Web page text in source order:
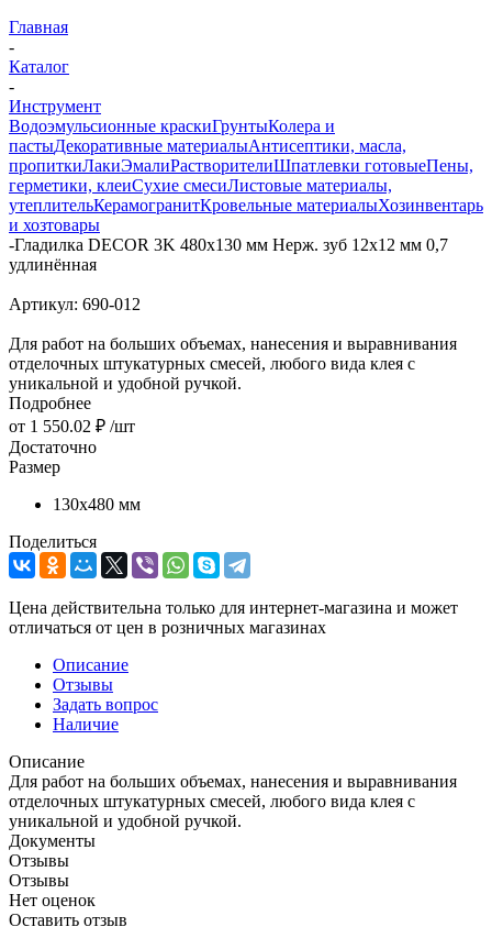
Главная
-
Каталог
-
Инструмент
Водоэмульсионные краскиГрунтыКолера и
пастыДекоративные материалыАнтисептики, масла,
пропиткиЛакиЭмалиРастворителиШпатлевки готовыеПены,
герметики, клеиСухие смесиЛистовые материалы,
утеплительКерамогранитКровельные материалыХозинвентарь
и хозтовары
-Гладилка DЕCOR 3K 480х130 мм Нерж. зуб 12х12 мм 0,7
удлинённая
Артикул: 690-012
Для работ на больших объемах, нанесения и выравнивания
отделочных штукатурных смесей, любого вида клея с
уникальной и удобной ручкой.
Подробнее
от 1 550.02 ₽ /шт
Достаточно
Размер
130х480 мм
Поделиться
Цена действительна только для интернет-магазина и может
отличаться от цен в розничных магазинах
Описание
Отзывы
Задать вопрос
Наличие
Описание
Для работ на больших объемах, нанесения и выравнивания
отделочных штукатурных смесей, любого вида клея с
уникальной и удобной ручкой.
Документы
Отзывы
Отзывы
Нет оценок
Оставить отзыв